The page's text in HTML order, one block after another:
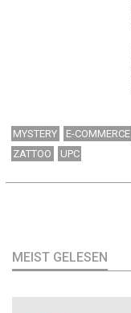
MYSTERY E-COMMERCE
ZATTOO
UPC
MEIST GELESEN